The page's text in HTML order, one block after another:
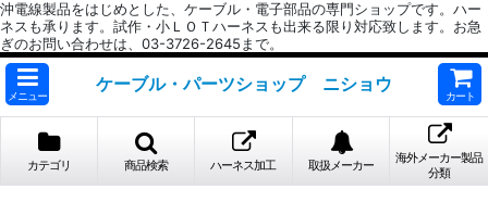
沖電線製品をはじめとした、ケーブル・電子部品の専門ショップです。ハー
ネスも承ります。試作・小ＬＯＴハーネスも出来る限り対応致します。お急
ぎのお問い合わせは、03-3726-2645まで。
メニュー
ケーブル・パーツショップ ニショウ
カート
カテゴリ 商品検索 ハーネス加工 取扱メーカー
海外メーカー製品
分類